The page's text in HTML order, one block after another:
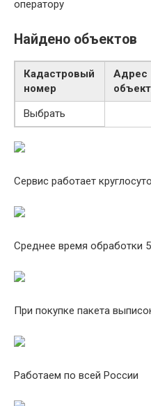
оператору
Найдено объектов
Кадастровый
номер
Адрес
Выбрать
Сервис работает
Среднее время обработки
При покупке пакета
Работаем по всей России